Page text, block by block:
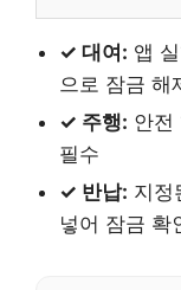
✓ 대여: 앱
으로 잠금 해
✓ 주행: 안전
필수
✓ 반납: 지정
넣어 잠금 확